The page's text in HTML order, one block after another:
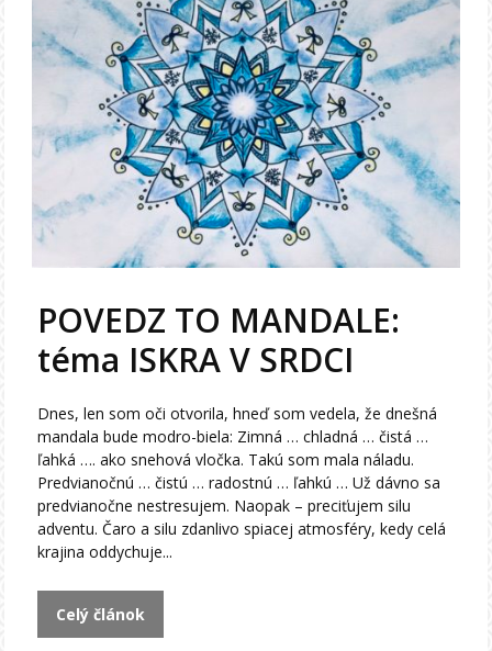
POVEDZ TO MANDALE:
téma ISKRA V SRDCI
Dnes, len som oči otvorila, hneď som vedela, že dnešná
mandala bude modro-biela: Zimná … chladná … čistá …
ľahká …. ako snehová vločka. Takú som mala náladu.
Predvianočnú … čistú … radostnú … ľahkú … Už dávno sa
predvianočne nestresujem. Naopak – preciťujem silu
adventu. Čaro a silu zdanlivo spiacej atmosféry, kedy celá
krajina oddychuje...
Celý článok